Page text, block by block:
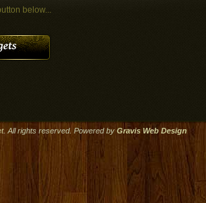
below...
. All rights reserved. Powered by Gravis Web Design